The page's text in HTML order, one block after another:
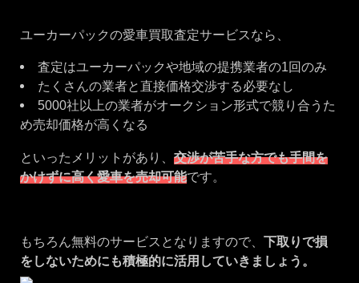
ユーカーパックの愛車買取査定サービスなら、
査定はユーカーパックや地域の提携業者の1回のみ
たくさんの業者と直接価格交渉する必要なし
5000社以上の業者がオークション形式で競り合うた
め売却価格が高くなる
といったメリットがあり、 交渉が苦手な方でも手間を
かけずに高く愛車を売却可能です。
もちろん無料のサービスとなりますので、 下取りで損
をしないためにも積極的に活用していきましょう。